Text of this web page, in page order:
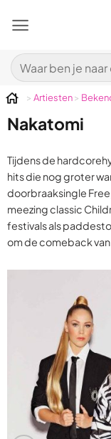
naar
Zoeken
naar:
> Artiesten>
Nakatomi
Tijdens de
hits die nog groter
doorbraaksingle
meezing classic
festivals als
om de comeback